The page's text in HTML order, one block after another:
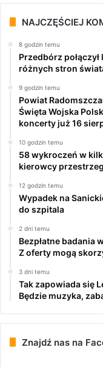
NAJCZĘŚCIEJ
8 godzin temu
Przedbórz
różnych stron
9 godzin temu
Powiat
Święta Wojska
koncerty już 16
10 godzin temu
58 wykroczeń w
kierowcy
12 godzin temu
Wypadek na
do szpitala
2 dni temu
Bezpłatne badania
Z oferty mogą
3 dni temu
Tak zapowiada się
Będzie muzyka,
Znajdź nas na